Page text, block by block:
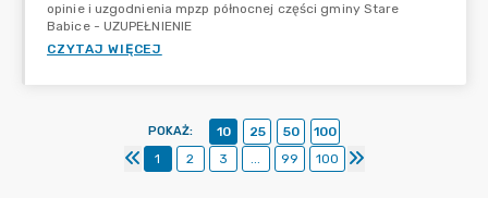
opinie i uzgodnienia mpzp północnej części gminy Stare
Babice - UZUPEŁNIENIE
CZYTAJ WIĘCEJ
POKAŻ: 10 25 50
100
1
2 3 ... 99 100